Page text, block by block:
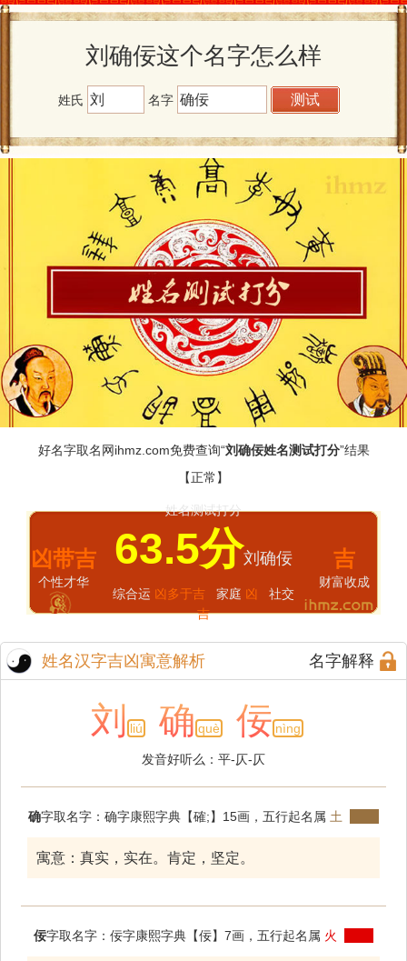
刘确佞这个名字怎么样
姓氏 名字
好名字取名网ihmz.com免费查询“刘确佞姓名测试打分”结果
【正常】
凶带吉
个性才华
姓名测试打分
63.5分刘确佞
综合运 凶多于吉 家庭 凶 社交
吉
吉
财富收成
姓名汉字吉凶寓意解析 名字解释
刘 liú 确 què 佞 nìng
发音好听么：平-仄-仄
确字取名字：确字康熙字典【確;】15画，五行起名属 土
寓意：真实，实在。肯定，坚定。
佞字取名字：佞字康熙字典【佞】7画，五行起名属 火